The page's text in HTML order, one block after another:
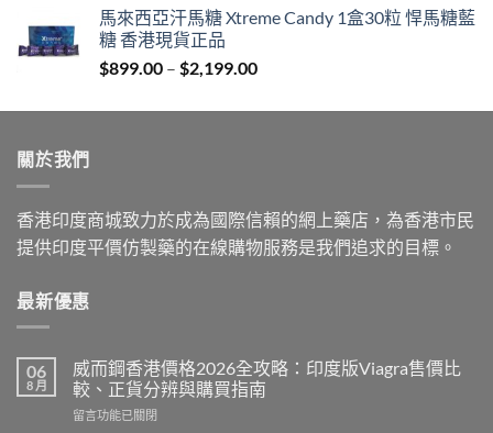
$899.00
$2,199.00
馬來西亞汗馬糖 Xtreme Candy 1盒30粒 悍馬糖藍
糖 香港現貨正品
$899.00 – $2,199.00Price
$899.00
關於我們
香港印度商城致力於成為國際信賴的網上藥店，為香港市民
提供印度平價仿製藥的在線購物服務是我們追求的目標。
最新優惠
06
8 月
威而鋼香港價格2026全攻略：印度版Viagra售價比
較、正貨分辨與購買指南
在
留言功能已關閉